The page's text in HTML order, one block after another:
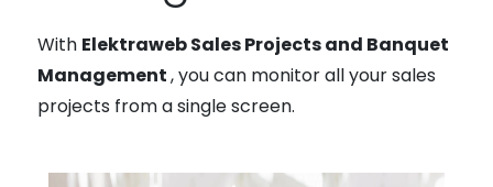
With Elektraweb Sales Projects and Banquet
Management, you can monitor all your sales
projects from a single screen.